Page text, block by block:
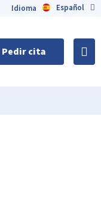
Español
English
Idioma
Pedir cita